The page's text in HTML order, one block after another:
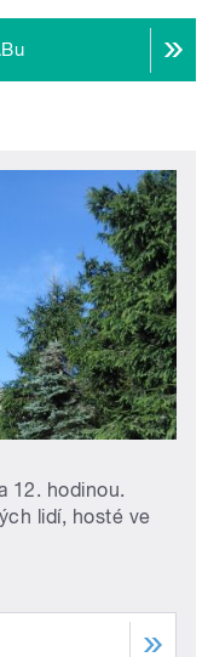
12. hodinou.
lidí, hosté ve